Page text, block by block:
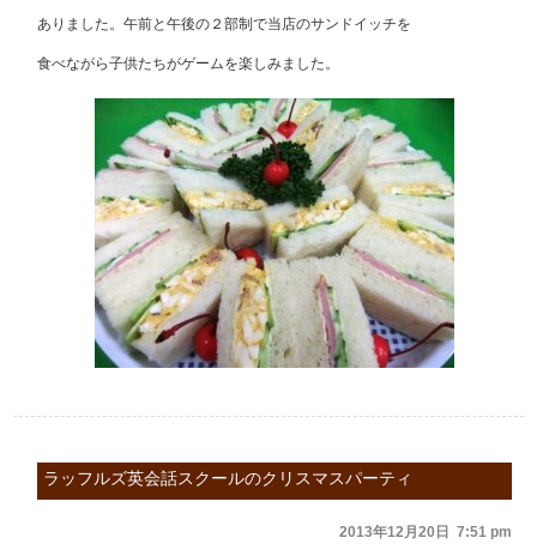
ありました。午前と午後の２部制で当店のサンドイッチを
食べながら子供たちがゲームを楽しみました。
ラッフルズ英会話スクールのクリスマスパーティ
2013年12月20日 7:51 pm